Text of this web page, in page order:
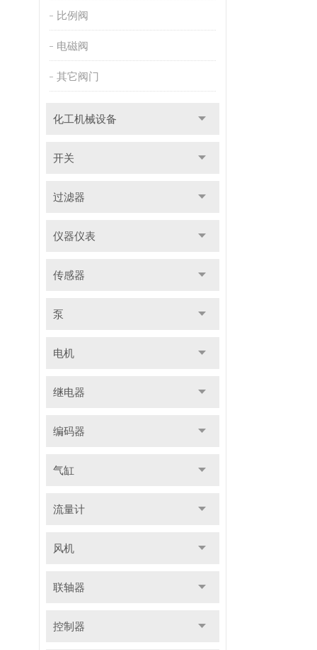
比例阀
电磁阀
其它阀门
化工机械设备
开关
过滤器
仪器仪表
传感器
泵
电机
继电器
编码器
气缸
流量计
风机
联轴器
控制器